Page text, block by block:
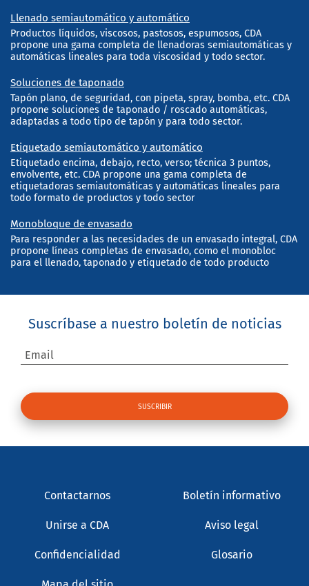
Llenado semiautomático y automático
Productos líquidos, viscosos, pastosos, espumosos, CDA
propone una gama completa de llenadoras semiautomáticas y
automáticas lineales para toda viscosidad y todo sector.
Soluciones de taponado
Tapón plano, de seguridad, con pipeta, spray, bomba, etc. CDA
propone soluciones de taponado / roscado automáticas,
adaptadas a todo tipo de tapón y para todo sector.
Etiquetado semiautomático y automático
Etiquetado encima, debajo, recto, verso; técnica 3 puntos,
envolvente, etc. CDA propone una gama completa de
etiquetadoras semiautomáticas y automáticas lineales para
todo formato de productos y todo sector
Monobloque de envasado
Para responder a las necesidades de un envasado integral, CDA
propone líneas completas de envasado, como el monobloc
para el llenado, taponado y etiquetado de todo producto
Suscríbase a nuestro boletín de noticias
Email
Contactarnos Boletín informativo
Unirse a CDA Aviso legal
Confidencialidad Glosario